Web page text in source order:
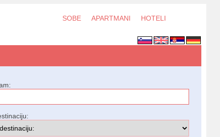
SOBE APARTMANI HOTELI